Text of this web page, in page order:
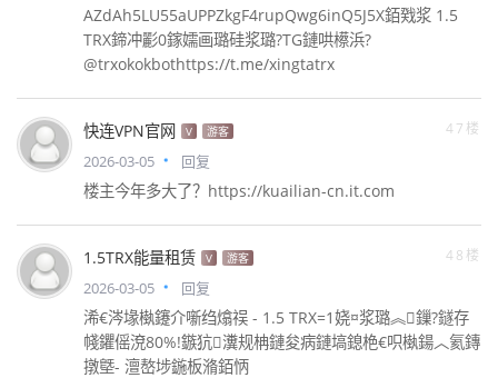
AZdAh5LU55aUPPZkgF4rupQwg6inQ5J5X銆戣浆 1.5
TRX鍗冲彲0鎵嬬画璐硅浆璐?TG鏈哄櫒浜?
@trxokokbothttps://t.me/xingtatrx
快连VPN官网 V 游客 47楼
2026-03-05 回复
楼主今年多大了？https://kuailian-cn.it.com
1.5TRX能量租赁 V 游客 48楼
2026-03-05 回复
浠€涔堟槸鑳介噺绉熻祦 - 1.5 TRX=1娆¤浆璐︽鏁?鐩存
帴鑺傜渷80%!鏃犺瀵规柟鏈夋病鏈塙鎴栬€呮槸鍚︿氦鏄
撴墍- 澶嶅埗鍦板潃銆怲